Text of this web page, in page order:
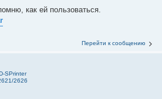
как ей пользоваться.
Перейти к сообщению
SPrinter
2626